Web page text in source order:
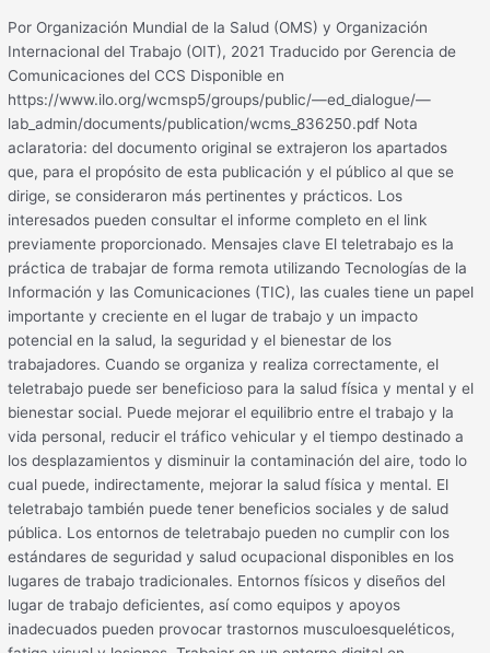
Por Organización Mundial de la Salud (OMS) y Organización
Internacional del Trabajo (OIT), 2021 Traducido por Gerencia de
Comunicaciones del CCS Disponible en
https://www.ilo.org/wcmsp5/groups/public/—ed_dialogue/—
lab_admin/documents/publication/wcms_836250.pdf Nota
aclaratoria: del documento original se extrajeron los apartados
que, para el propósito de esta publicación y el público al que se
dirige, se consideraron más pertinentes y prácticos. Los
interesados pueden consultar el informe completo en el link
previamente proporcionado. Mensajes clave El teletrabajo es la
práctica de trabajar de forma remota utilizando Tecnologías de la
Información y las Comunicaciones (TIC), las cuales tiene un papel
importante y creciente en el lugar de trabajo y un impacto
potencial en la salud, la seguridad y el bienestar de los
trabajadores. Cuando se organiza y realiza correctamente, el
teletrabajo puede ser beneficioso para la salud física y mental y el
bienestar social. Puede mejorar el equilibrio entre el trabajo y la
vida personal, reducir el tráfico vehicular y el tiempo destinado a
los desplazamientos y disminuir la contaminación del aire, todo lo
cual puede, indirectamente, mejorar la salud física y mental. El
teletrabajo también puede tener beneficios sociales y de salud
pública. Los entornos de teletrabajo pueden no cumplir con los
estándares de seguridad y salud ocupacional disponibles en los
lugares de trabajo tradicionales. Entornos físicos y diseños del
lugar de trabajo deficientes, así como equipos y apoyos
inadecuados pueden provocar trastornos musculoesqueléticos,